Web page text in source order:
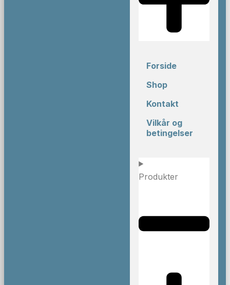
Forside
Shop
Kontakt
Vilkår og
betingelser
Produkter